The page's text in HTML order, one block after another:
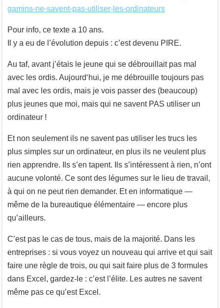
gamins-ne-savent-pas-utiliser-les-ordinateurs
Pour info, ce texte a 10 ans.
Il y a eu de l’évolution depuis : c’est devenu PIRE.
Au taf, avant j’étais le jeune qui se débrouillait pas mal
avec les ordis. Aujourd‘hui, je me débrouille toujours pas
mal avec les ordis, mais je vois passer des (beaucoup)
plus jeunes que moi, mais qui ne savent PAS utiliser un
ordinateur !
Et non seulement ils ne savent pas utiliser les trucs les
plus simples sur un ordinateur, en plus ils ne veulent plus
rien apprendre. Ils s’en tapent. Ils s’intéressent à rien, n’ont
aucune volonté. Ce sont des légumes sur le lieu de travail,
à qui on ne peut rien demander. Et en informatique —
même de la bureautique élémentaire — encore plus
qu’ailleurs.
C’est pas le cas de tous, mais de la majorité. Dans les
entreprises : si vous voyez un nouveau qui arrive et qui sait
faire une règle de trois, ou qui sait faire plus de 3 formules
dans Excel, gardez-le : c’est l’élite. Les autres ne savent
même pas ce qu’est Excel.